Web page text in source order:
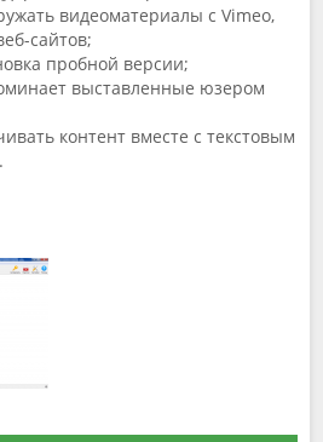
видеоматериалы с Vimeo,
сайтов;
пробной версии;
выставленные юзером
контент вместе с текстовым